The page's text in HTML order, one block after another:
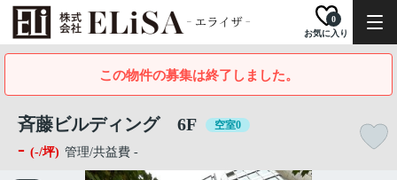
お気に入り
0
この物件の募集は終了しました。
斉藤ビルディング 6F 空室0
- (-/坪) 管理/共益費 -